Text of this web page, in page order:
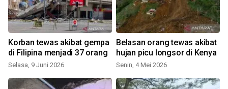
Korban tewas akibat gempa
di Filipina menjadi 37 orang
Selasa, 9 Juni 2026
Belasan orang tewas akibat
hujan picu longsor di Kenya
Senin, 4 Mei 2026